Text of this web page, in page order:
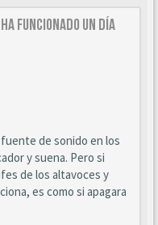
funcionado un día
de sonido en los
y suena. Pero si
de los altavoces y
es como si apagara